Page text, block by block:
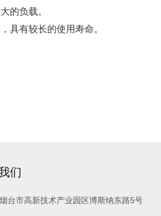
的负载。
有较长的使用寿命。
们
台市高新技术产业园区博斯纳东路5号